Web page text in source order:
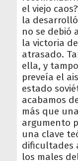
el viejo
la
no se debió
la victoria
atrasado.
ella, y
preveía el
estado
acabamos
más que
argumento
una clave
dificultades
los males